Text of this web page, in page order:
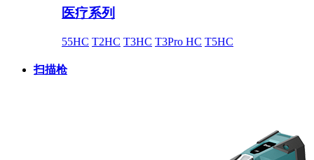
医疗系列
55HC T2HC T3HC T3Pro HC T5HC
扫描枪